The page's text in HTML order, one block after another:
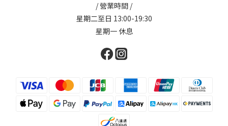
/ 營業時間 /
星期二至日 13:00-19:30
星期一 休息